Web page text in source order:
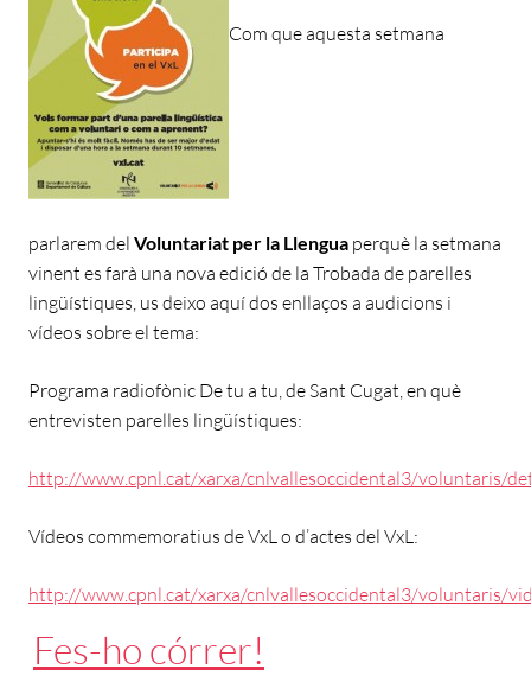
Com que aquesta setmana
parlarem del Voluntariat per la Llengua perquè la setmana
vinent es farà una nova edició de la Trobada de parelles
lingüístiques, us deixo aquí dos enllaços a audicions i
vídeos sobre el tema:
Programa radiofònic De tu a tu, de Sant Cugat, en què
entrevisten parelles lingüístiques:
http://www.cpnl.cat/xarxa/cnlvallesoccidental3/voluntaris/
Vídeos commemoratius de VxL o d’actes del VxL:
http://www.cpnl.cat/xarxa/cnlvallesoccidental3/voluntaris/
Fes-ho córrer!